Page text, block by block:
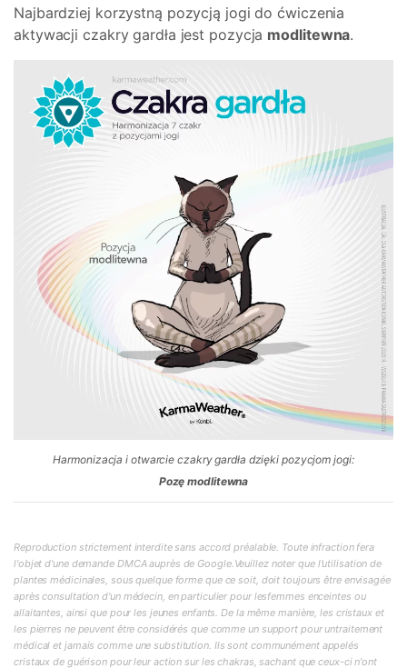
Najbardziej korzystną pozycją jogi do ćwiczenia
aktywacji czakry gardła jest pozycja modlitewna.
Harmonizacja i otwarcie czakry gardła dzięki pozycjom jogi:
Pozę modlitewna
Reproduction strictement interdite sans accord préalable. Toute infraction fera
l'objet d'une demande DMCA auprès de Google.Veuillez noter que l'utilisation de
plantes médicinales, sous quelque forme que ce soit, doit toujours être envisagée
après consultation d'un médecin, en particulier pour lesfemmes enceintes ou
allaitantes, ainsi que pour les jeunes enfants. De la même manière, les cristaux et
les pierres ne peuvent être considérés que comme un support pour untraitement
médical et jamais comme une substitution. Ils sont communément appelés
cristaux de guérison pour leur action sur les chakras, sachant que ceux-ci n'ont